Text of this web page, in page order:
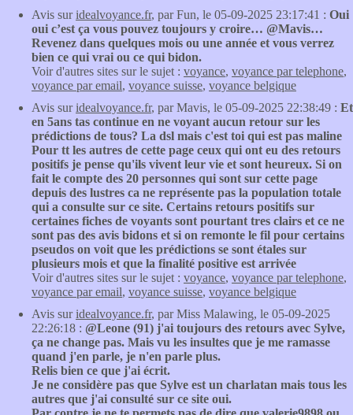
Avis suridealvoyance.fr, par Fun, le 05-09-2025 23:17:41 : Oui
oui c’est ça vous pouvez toujours y croire… @Mavis…
Revenez dans quelques mois ou une année et vous verrez
bien ce qui vrai ou ce qui bidon.
Voir d'autres sites sur le sujet : voyance, voyance par telephone,
voyance par email, voyance suisse, voyance belgique
Avis suridealvoyance.fr, par Mavis, le 05-09-2025 22:38:49 : Et
en 5ans tas continue en ne voyant aucun retour sur les
prédictions de tous? La dsl mais c'est toi qui est pas maline
Pour tt les autres de cette page ceux qui ont eu des retours
positifs je pense qu'ils vivent leur vie et sont heureux. Si on
fait le compte des 20 personnes qui sont sur cette page
depuis des lustres ca ne représente pas la population totale
qui a consulte sur ce site. Certains retours positifs sur
certaines fiches de voyants sont pourtant tres clairs et ce ne
sont pas des avis bidons et si on remonte le fil pour certains
pseudos on voit que les prédictions se sont étales sur
plusieurs mois et que la finalité positive est arrivée
Voir d'autres sites sur le sujet : voyance, voyance par telephone,
voyance par email, voyance suisse, voyance belgique
Avis suridealvoyance.fr, par Miss Malawing, le 05-09-2025
22:26:18 : @Leone (91) j'ai toujours des retours avec Sylve,
ça ne change pas. Mais vu les insultes que je me ramasse
quand j'en parle, je n'en parle plus.
Relis bien ce que j'ai écrit.
Je ne considère pas que Sylve est un charlatan mais tous les
autres que j'ai consulté sur ce site oui.